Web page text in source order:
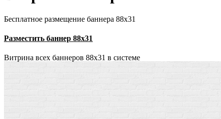
Бесплатное размещение баннера 88х31
Разместить баннер 88х31
Витрина всех баннеров 88x31 в системе